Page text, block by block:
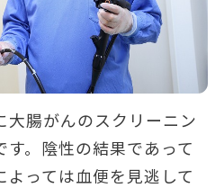
腸がんのスクリーニン
。陰性の結果であって
っては血便を見逃して